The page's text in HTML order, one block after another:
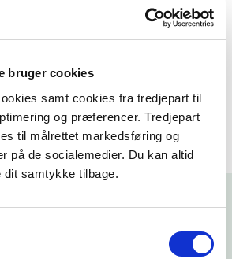
bruger cookies
samt cookies fra tredjepart til
og præferencer. Tredjepart
til målrettet markedsføring og
på de socialemedier. Du kan altid
samtykke tilbage.
natur på din
ejendom?